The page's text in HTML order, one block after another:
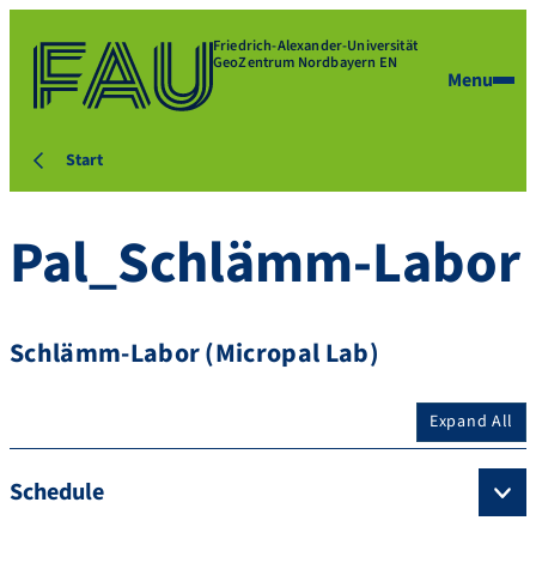
Friedrich-Alexander-Universität
GeoZentrum Nordbayern EN
Menu
Start
Pal_Schlämm-Labor
Schlämm-Labor (Micropal Lab)
Expand All
Schedule